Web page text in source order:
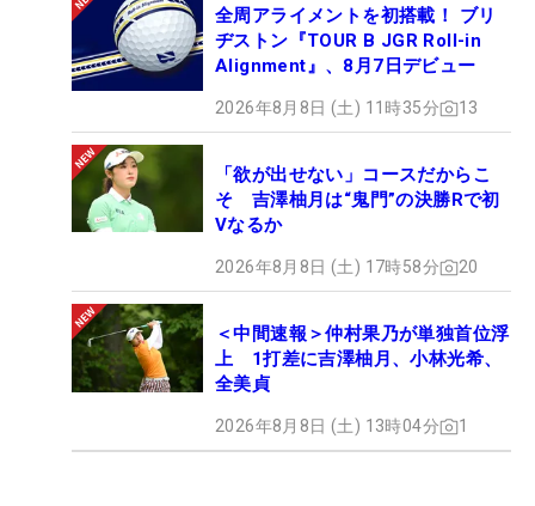
全周アライメントを初搭載！ ブリ
ヂストン『TOUR B JGR Roll-in
Alignment』、8月7日デビュー
2026年8月8日 (土) 11時35分 13
「欲が出せない」コースだからこ
そ 吉澤柚月は“鬼門”の決勝Rで初
Vなるか
2026年8月8日 (土) 17時58分 20
＜中間速報＞仲村果乃が単独首位浮
上 1打差に吉澤柚月、小林光希、
全美貞
2026年8月8日 (土) 13時04分 1